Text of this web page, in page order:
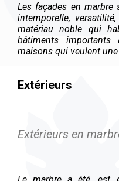
Les façades en marbre
intemporelle,
matériau noble qui
bâtiments
maisons qui veulent une
Extérieurs
Extérieurs en